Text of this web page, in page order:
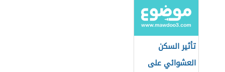
تأثير السكن
العشوائي على